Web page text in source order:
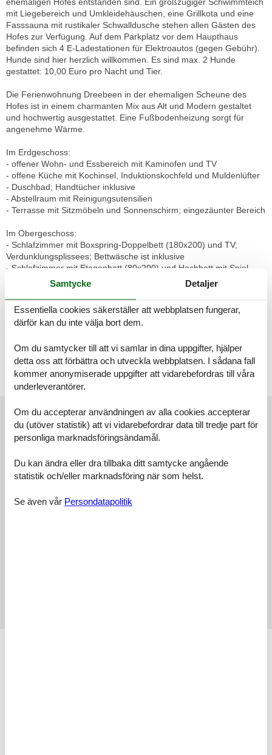
mit Liegebereich und Umkleidehäuschen, eine Grillkota und eine
Fasssauna mit rustikaler Schwalldusche stehen allen Gästen des
Hofes zur Verfügung. Auf dem Parkplatz vor dem Haupthaus
befinden sich 4 E-Ladestationen für Elektroautos (gegen Gebühr).
Hunde sind hier herzlich willkommen. Es sind max. 2 Hunde
gestattet: 10,00 Euro pro Nacht und Tier.
Die Ferienwohnung Dreebeen in der ehemaligen Scheune des
Hofes ist in einem charmanten Mix aus Alt und Modern gestaltet
und hochwertig ausgestattet. Eine Fußbodenheizung sorgt für
angenehme Wärme.
Im Erdgeschoss:
- offener Wohn- und Essbereich mit Kaminofen und TV
- offene Küche mit Kochinsel, Induktionskochfeld und Muldenlüfter
- Duschbad; Handtücher inklusive
- Abstellraum mit Reinigungsutensilien
- Terrasse mit Sitzmöbeln und Sonnenschirm; eingezäunter Bereich
Im Obergeschoss:
- Schlafzimmer mit Boxspring-Doppelbett (180x200) und TV;
Verdunklungsplissees; Bettwäsche ist inklusive
- Schlafzimmer mit Etagenbett (80x200) und Hochbett mit Spiel-
und Stauraum (80x200); Verdunklungsplissees;
Bettwäsche ist inklusive
- Schlafzimmer mit Boxspring-Einzelbett (80x200);
Verdunklungsplissees; Bettwäsche ist
inklusive
und Infrarotkabine; Handtücher
sind inklusive
Kfz-Stellplätze und WLAN stehen zur Verfügung.
Externa recensioner
Våra gästrecensionerExterna recensioner
5,0
Faciliteter:
Samtycke Detaljer
Essentiella cookies säkerställer att webbplatsen fungerar,
därför kan du inte välja bort dem.
Om du samtycker till att vi samlar in dina uppgifter, hjälper
detta oss att förbättra och utveckla webbplatsen. I sådana fall
kommer anonymiserade uppgifter att vidarebefordras till våra
underleverantörer.
Om du accepterar användningen av alla cookies accepterar
du (utöver statistik) att vi vidarebefordrar data till tredje part för
personliga marknadsföringsändamål.
Du kan ändra eller dra tillbaka ditt samtycke angående
statistik och/eller marknadsföring när som helst.
Se även vår Persondatapolitik